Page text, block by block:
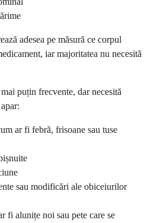
adesea pe măsură ce corpul
iar majoritatea nu necesită
puțin frecvente, dar necesită
ar fi febră, frisoane sau tuse
sau modificări ale obiceiurilor
fi alunițe noi sau pete care se